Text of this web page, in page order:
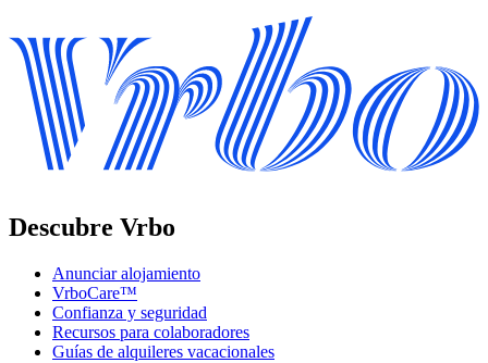
Descubre Vrbo
Anunciar alojamiento
VrboCare™
Confianza y seguridad
Recursos para colaboradores
Guías de alquileres vacacionales